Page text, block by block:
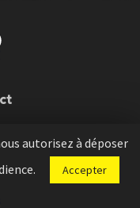
avec l'aide deBloop
Mentions légales
autorisez à déposer
Accepter